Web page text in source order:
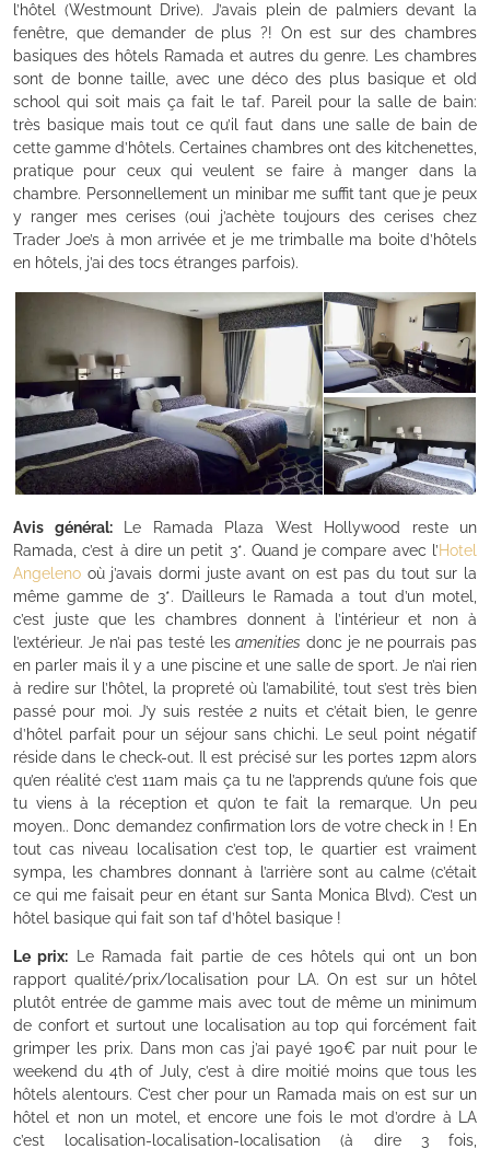
l’hôtel (Westmount Drive). J’avais plein de palmiers devant la
fenêtre, que demander de plus ?! On est sur des chambres
basiques des hôtels Ramada et autres du genre. Les chambres
sont de bonne taille, avec une déco des plus basique et old
school qui soit mais ça fait le taf. Pareil pour la salle de bain:
très basique mais tout ce qu’il faut dans une salle de bain de
cette gamme d’hôtels. Certaines chambres ont des kitchenettes,
pratique pour ceux qui veulent se faire à manger dans la
chambre. Personnellement un minibar me suffit tant que je peux
y ranger mes cerises (oui j’achète toujours des cerises chez
Trader Joe’s à mon arrivée et je me trimballe ma boite d’hôtels
en hôtels, j’ai des tocs étranges parfois).
Avis général:Le Ramada Plaza West Hollywood reste un
Ramada, c’est à dire un petit 3*. Quand je compare avec l’Hotel
Angeleno où j’avais dormi juste avant on est pas du tout sur la
même gamme de 3*. D’ailleurs le Ramada a tout d’un motel,
c’est juste que les chambres donnent à l’intérieur et non à
l’extérieur. Je n’ai pas testé lesamenities donc je ne pourrais pas
en parler mais il y a une piscine et une salle de sport. Je n’ai rien
à redire sur l’hôtel, la propreté où l’amabilité, tout s’est très bien
passé pour moi. J’y suis restée 2 nuits et c’était bien, le genre
d’hôtel parfait pour un séjour sans chichi. Le seul point négatif
réside dans le check-out. Il est précisé sur les portes 12pm alors
qu’en réalité c’est 11am mais ça tu ne l’apprends qu’une fois que
tu viens à la réception et qu’on te fait la remarque. Un peu
moyen.. Donc demandez confirmation lors de votre check in ! En
tout cas niveau localisation c’est top, le quartier est vraiment
sympa, les chambres donnant à l’arrière sont au calme (c’était
ce qui me faisait peur en étant sur Santa Monica Blvd). C’est un
hôtel basique qui fait son taf d’hôtel basique !
Le prix: Le Ramada fait partie de ces hôtels qui ont un bon
rapport qualité/prix/localisation pour LA. On est sur un hôtel
plutôt entrée de gamme mais avec tout de même un minimum
de confort et surtout une localisation au top qui forcément fait
grimper les prix. Dans mon cas j’ai payé 190€ par nuit pour le
weekend du 4th of July, c’est à dire moitié moins que tous les
hôtels alentours. C’est cher pour un Ramada mais on est sur un
hôtel et non un motel, et encore une fois le mot d’ordre à LA
c’est localisation-localisation-localisation (à dire 3 fois,